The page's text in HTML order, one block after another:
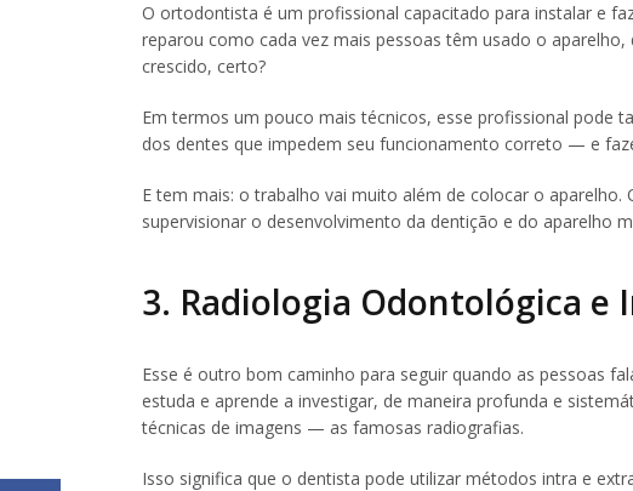
O ortodontista é um profissional capacitado para instalar e
reparou como cada vez mais pessoas têm usado o
crescido, certo?
Em termos um pouco mais técnicos, esse profissional pode
dos dentes que impedem seu funcionamento correto — e
E tem mais: o trabalho vai muito além de colocar o
supervisionar o desenvolvimento da dentição e do aparelho
3. Radiologia Odontológica e
Esse é outro bom caminho para seguir quando as pessoas
estuda e aprende a investigar, de maneira profunda e
técnicas de imagens — as famosas radiografias.
Isso significa que o dentista pode utilizar métodos intra e